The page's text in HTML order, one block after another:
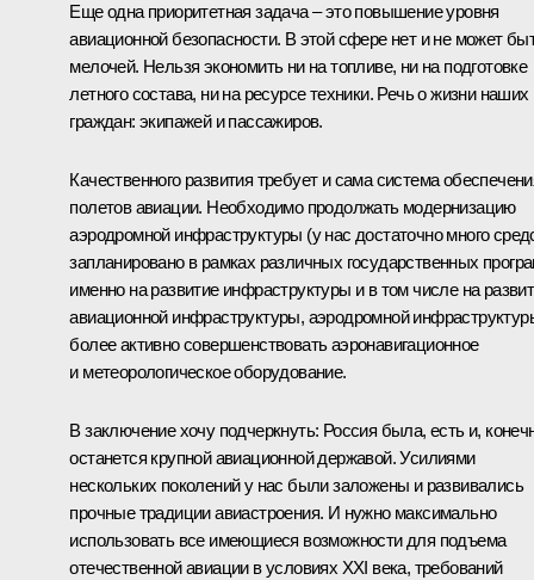
Еще одна приоритетная задача – это повышение уровня
авиационной безопасности. В этой сфере нет и не может
мелочей. Нельзя экономить ни на топливе, ни на подготовке
летного состава, ни на ресурсе техники. Речь о жизни наших
граждан: экипажей и пассажиров.
Качественного развития требует и сама система
полетов авиации. Необходимо продолжать модернизацию
аэродромной инфраструктуры (у нас достаточно много
запланировано в рамках различных государственных
именно на развитие инфраструктуры и в том числе на
авиационной инфраструктуры, аэродромной
более активно совершенствовать аэронавигационное
и метеорологическое оборудование.
В заключение хочу подчеркнуть: Россия была, есть и,
останется крупной авиационной державой. Усилиями
нескольких поколений у нас были заложены и развивались
прочные традиции авиастроения. И нужно максимально
использовать все имеющиеся возможности для подъема
отечественной авиации в условиях XXI века, требований